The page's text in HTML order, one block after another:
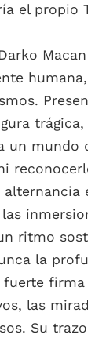
el propio
un mundo
alternancia
ritmo
la
fuerte
las
Su